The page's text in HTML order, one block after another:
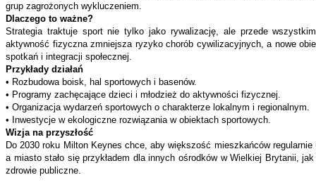
grup zagrożonych wykluczeniem.
Dlaczego to ważne?
Strategia traktuje sport nie tylko jako rywalizację, ale przede
aktywność fizyczna zmniejsza ryzyko chorób cywilizacyjnych, a nowe
spotkań i integracji społecznej.
Przykłady działań
• Rozbudowa boisk, hal sportowych i basenów.
• Programy zachęcające dzieci i młodzież do aktywności fizycznej.
• Organizacja wydarzeń sportowych o charakterze lokalnym i regionalnym.
• Inwestycje w ekologiczne rozwiązania w obiektach sportowych.
Wizja na przyszłość
Do 2030 roku Milton Keynes chce, aby większość mieszkańców
a miasto stało się przykładem dla innych ośrodków w Wielkiej Brytanii,
zdrowie publiczne.